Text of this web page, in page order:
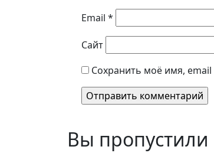
Email *
Сайт
Сохранить моё имя,
Вы пропустили